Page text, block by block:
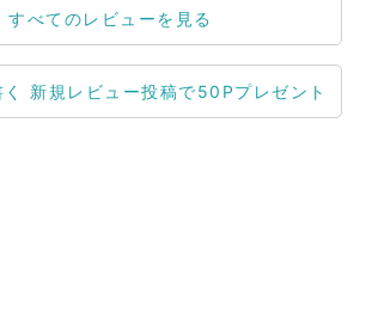
すべてのレビューを見る